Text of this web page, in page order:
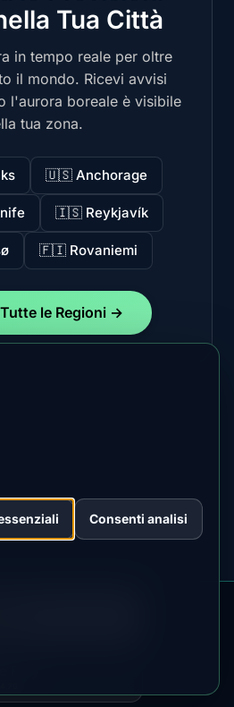
Tua Città
in tempo reale per oltre
il mondo. Ricevi avvisi
l'aurora boreale è visibile
tua zona.
🇺🇸 Anchorage
🇮🇸 Reykjavík
🇫🇮 Rovaniemi
le Regioni →
Consenti analisi